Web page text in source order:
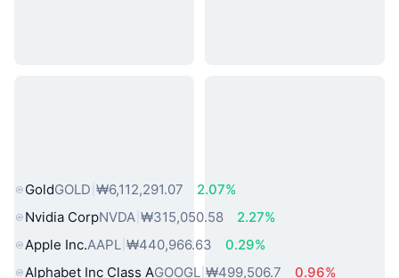
GoldGOLD ₩6,112,291.07
2.07%
Nvidia CorpNVDA ₩315,050.58
2.27%
Apple Inc.AAPL ₩440,966.63
0.29%
Alphabet Inc Class AGOOGL ₩499,506.7
0.96%